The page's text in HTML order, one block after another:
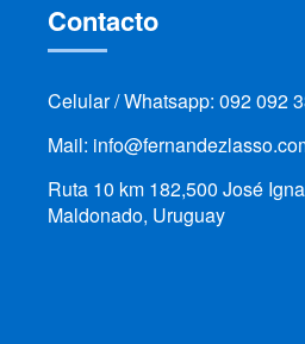
Contacto
Celular / Whatsapp: 092 092
Mail:
Ruta 10 km 182,500 José
Maldonado, Uruguay